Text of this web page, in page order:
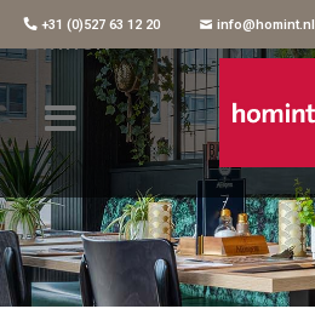
+31 (0)527 63 12 20 info@homint.nl
Binnen